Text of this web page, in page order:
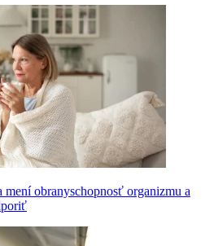
obranyschopnosť organizmu a